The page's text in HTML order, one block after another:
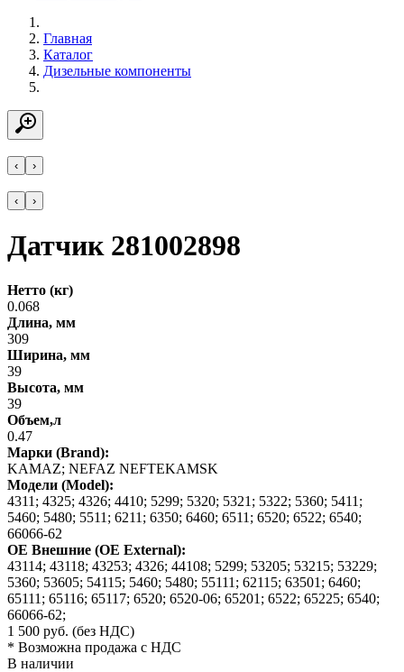
Главная
Каталог
Дизельные компоненты
‹ ›
‹ ›
Датчик 281002898
Нетто (кг)
0.068
Длина, мм
309
Ширина, мм
39
Высота, мм
39
Объем,л
0.47
Марки (Brand):
KAMAZ; NEFAZ NEFTEKAMSK
Модели (Model):
4311; 4325; 4326; 4410; 5299; 5320; 5321; 5322; 5360; 5411;
5460; 5480; 5511; 6211; 6350; 6460; 6511; 6520; 6522; 6540;
66066-62
OE Внешние (OE External):
43114; 43118; 43253; 4326; 44108; 5299; 53205; 53215; 53229;
5360; 53605; 54115; 5460; 5480; 55111; 62115; 63501; 6460;
65111; 65116; 65117; 6520; 6520-06; 65201; 6522; 65225; 6540;
66066-62;
1 500 руб. (без НДС)
* Возможна продажа с НДС
В наличии